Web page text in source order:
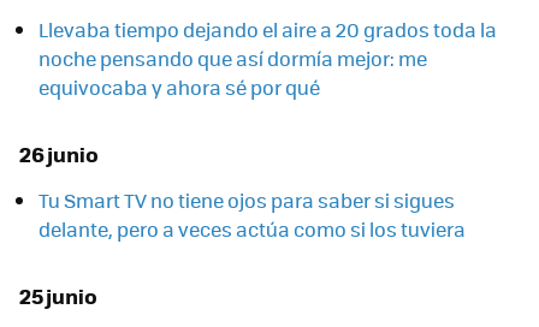
Llevaba tiempo dejando el aire a 20 grados toda la
noche pensando que así dormía mejor: me
equivocaba y ahora sé por qué
26 junio
Tu Smart TV no tiene ojos para saber si sigues
delante, pero a veces actúa como si los tuviera
25 junio